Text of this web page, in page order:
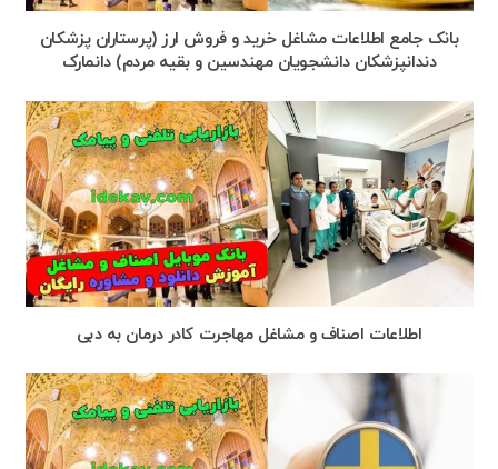
بانک جامع اطلاعات مشاغل خرید و فروش ارز (پرستاران پزشکان
دندانپزشکان دانشجویان مهندسین و بقیه مردم) دانمارک
اطلاعات اصناف و مشاغل مهاجرت کادر درمان به دبی